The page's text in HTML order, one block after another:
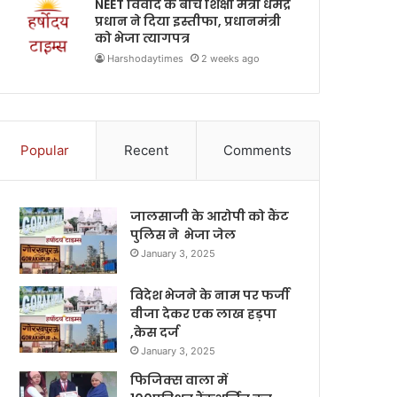
NEET विवाद के बीच शिक्षा मंत्री धर्मेंद्र
प्रधान ने दिया इस्तीफा, प्रधानमंत्री
को भेजा त्यागपत्र
Harshodaytimes 2 weeks ago
Popular Recent Comments
जालसाजी के आरोपी को कैंट
पुलिस ने भेजा जेल
January 3, 2025
विदेश भेजने के नाम पर फर्जी
वीजा देकर एक लाख हड़पा
,केस दर्ज
January 3, 2025
फिजिक्स वाला में